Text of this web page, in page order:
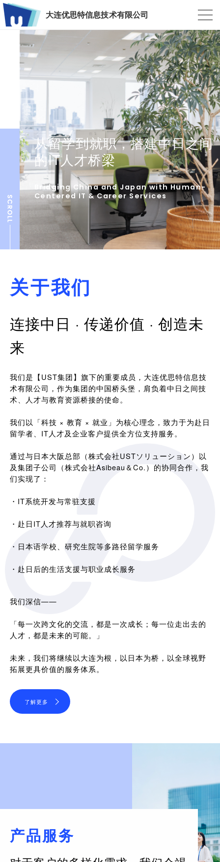
大连优思特信息技术有限公司
从留学到就职，搭建中日之间
的IT人才桥梁
Bridging China and Japan with Human-
Centered IT & Career Services
关于我们
连接中日 · 传递价值 · 创造未
来
我们是【UST集团】旗下的重要成员，大连优思特信息技
术有限公司，作为集团的中国桥头堡，肩负着中日之间技
术、人才与教育资源桥接的使命。
我们以「科技 × 教育 × 就业」为核心理念，致力于为赴日
留学者、IT人才及企业客户提供全方位支持服务。
通过与日本大阪总部（株式会社USTソリューション）以
及集团子公司（株式会社Asibeau＆Co.）的协同合作，我
们实现了：
・IT系统开发与常驻支援
・赴日IT人才推荐与就职咨询
・日本语学校、研究生院等多路径留学服务
・赴日后的生活支援与职业成长服务
我们深信——
「每一次跨文化的交流，都是一次成长；每一位走出去的
人才，都是未来的可能。」
未来，我们将继续以大连为根，以日本为桥，以全球视野
拓展更具价值的服务体系。
了解更多
产品服务